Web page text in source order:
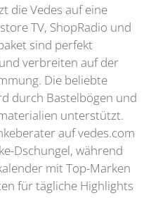
die Vedes auf eine
TV, ShopRadio und
sind perfekt
verbreiten auf der
Die beliebte
durch Bastelbögen und
unterstützt.
auf vedes.com
Dschungel, während
mit Top-Marken
für tägliche Highlights